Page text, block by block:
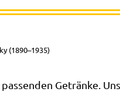
(1890–1935)
Getränke.